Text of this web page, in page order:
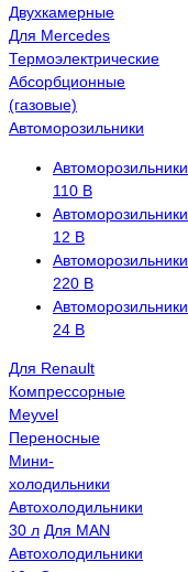
Двухкамерные
Для Mercedes
Термоэлектрические
Абсорбционные
(газовые)
Автоморозильники
Автоморозильники
110 В
Автоморозильники
12 В
Автоморозильники
220 В
Автоморозильники
24 В
Для Renault
Компрессорные
Meyvel
Переносные
Мини-
холодильники
Автохолодильники
30 л Для MAN
Автохолодильники